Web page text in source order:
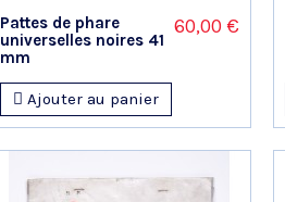
Pattes de phare
universelles noires 41
mm
60,00 €
Ajouter au panier